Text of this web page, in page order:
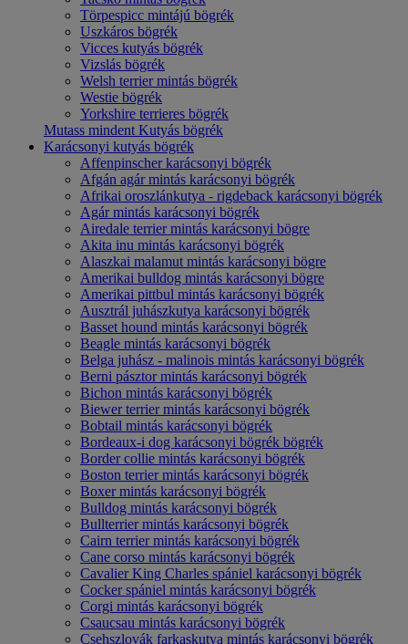
Törpespicc mintájú bögrék
Uszkáros bögrék
Vicces kutyás bögrék
Vizslás bögrék
Welsh terrier mintás bögrék
Westie bögrék
Yorkshire terrieres bögrék
Mutass mindent Kutyás bögrék
Karácsonyi kutyás bögrék
Affenpinscher karácsonyi bögrék
Afgán agár mintás karácsonyi bögrék
Afrikai oroszlánkutya - rigdeback karácsonyi bögrék
Agár mintás karácsonyi bögrék
Airedale terrier mintás karácsonyi bögre
Akita inu mintás karácsonyi bögrék
Alaszkai malamut mintás karácsonyi bögre
Amerikai bulldog mintás karácsonyi bögre
Amerikai pittbul mintás karácsonyi bögrék
Ausztrál juhászkutya karácsonyi bögrék
Basset hound mintás karácsonyi bögrék
Beagle mintás karácsonyi bögrék
Belga juhász - malinois mintás karácsonyi bögrék
Berni pásztor mintás karácsonyi bögrék
Bichon mintás karácsonyi bögrék
Biewer terrier mintás karácsonyi bögrék
Bobtail mintás karácsonyi bögrék
Bordeaux-i dog karácsonyi bögrék bögrék
Border collie mintás karácsonyi bögrék
Boston terrier mintás karácsonyi bögrék
Boxer mintás karácsonyi bögrék
Bulldog mintás karácsonyi bögrék
Bullterrier mintás karácsonyi bögrék
Cairn terrier mintás karácsonyi bögrék
Cane corso mintás karácsonyi bögrék
Cavalier King Charles spániel karácsonyi bögrék
Cocker spániel mintás karácsonyi bögrék
Corgi mintás karácsonyi bögrék
Csaucsau mintás karácsonyi bögrék
Csehszlovák farkaskutya mintás karácsonyi bögrék